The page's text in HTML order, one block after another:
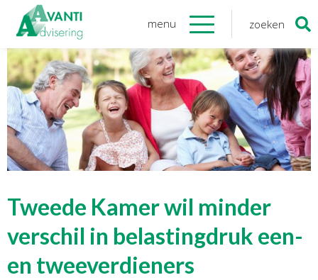
menu zoeken
Organisatie
Onze medewerkers
NOAB gecertificeerd
Algemene verordening
gegevensbescherming
Sponsoring
Onzediensten
Financiele Administratie
Zoeken
naar:
Tweede Kamer wil minder
verschil in belastingdruk een-
en tweeverdieners